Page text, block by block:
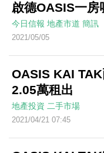
啟德OASIS一房
今日信報 地產市道 簡訊
2021/05/05
OASIS KAI
2.05萬租出
地產投資 二手市場
2021/04/21 07:45